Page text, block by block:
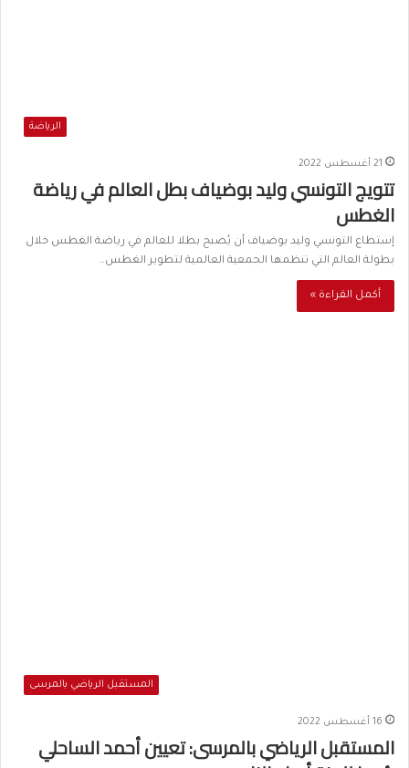
الرياضة
21 أغسطس 2022
تتويج التونسي وليد بوضياف بطل العالم في رياضة
الغطس
إستطاع التونسي وليد بوضياف أن يُصبح بطلا للعالم في رياضة الغطس خلال
بطولة العالم التي تنظمها الجمعية العالمية لتطوير الغطس…
أكمل القراءة »
المستقبل الرياضي بالمرسى
16 أغسطس 2022
المستقبل الرياضي بالمرسى: تعيين أحمد الساحلي